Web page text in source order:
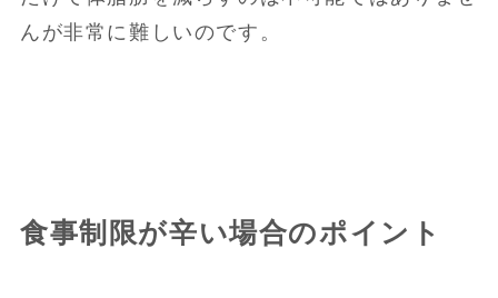
んが非常に難しいのです。
食事制限が辛い場合のポイント